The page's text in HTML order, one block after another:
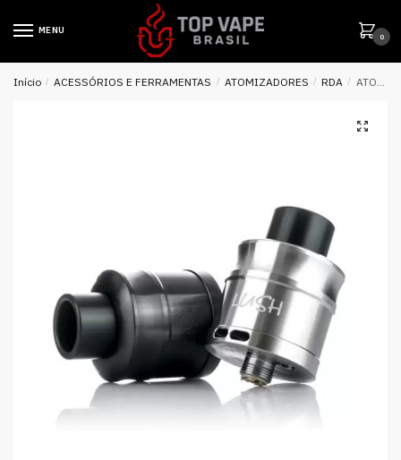
MENU
0
Início / ACESSÓRIOS E FERRAMENTAS / ATOMIZADORES / RDA / ATOMIZADOR LUSH PLUS RDA 24MM – WOTOFO